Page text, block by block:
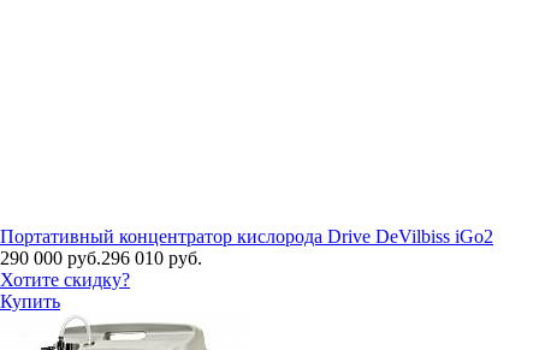
Портативный концентратор кислорода Drive DeVilbiss iGo2
290 000 руб.296 010 руб.
Хотите скидку?
Купить